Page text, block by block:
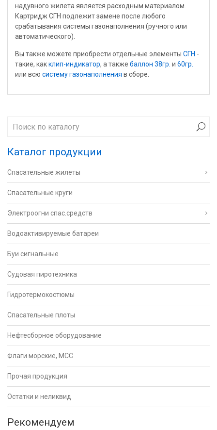
надувного жилета является расходным материалом.
Картридж СГН подлежит замене после любого
срабатывания системы газонаполнения (ручного или
автоматического).
Вы также можете приобрести отдельные элементы СГН -
такие, какклип-индикатор, а также баллон 38гр. и 60гр.
или всю систему газонаполнения в сборе.
Каталог продукции
Спасательные жилеты
Спасательные круги
Электроогни спас.средств
Водоактивируемые батареи
Буи сигнальные
Судовая пиротехника
Гидротермокостюмы
Спасательные плоты
Нефтесборное оборудование
Флаги морские, МСС
Прочая продукция
Остатки и неликвид
Рекомендуем